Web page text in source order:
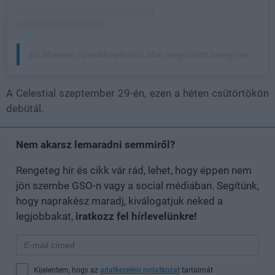
A Celestial szeptember 29-én, ezen a héten csütörtökön
debütál.
Nem akarsz lemaradni semmiről?
Rengeteg hír és cikk vár rád, lehet, hogy éppen nem
jön szembe GSO-n vagy a social médiában. Segítünk,
hogy naprakész maradj, kiválogatjuk neked a
legjobbakat, iratkozz fel hírlevelünkre!
Kijelentem, hogy az adatkezelési nyilatkozat tartalmát